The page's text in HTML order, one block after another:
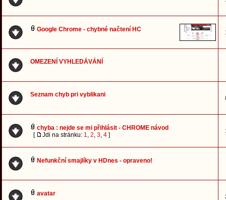
Google Chrome - chybné načtení HC
OMEZENÍ VYHLEDÁVÁNÍ
Seznam chyb pri vyblikani
chyba : nejde se mi přihlásit - CHROME návod
[
Jdi na stránku: 1, 2, 3, 4 ]
Nefunkční smajlíky v HDnes - opraveno!
avatar